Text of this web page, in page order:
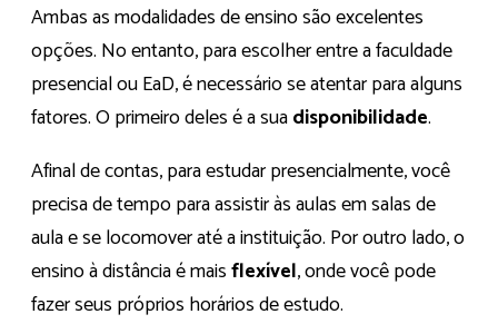
Ambas as modalidades de ensino são excelentes
opções. No entanto, para escolher entre a faculdade
presencial ou EaD, é necessário se atentar para alguns
fatores. O primeiro deles é a suadisponibilidade.
Afinal de contas, para estudar presencialmente, você
precisa de tempo para assistir às aulas em salas de
aula e se locomover até a instituição. Por outro lado, o
ensino à distância é maisflexível, onde você pode
fazer seus próprios horários de estudo.